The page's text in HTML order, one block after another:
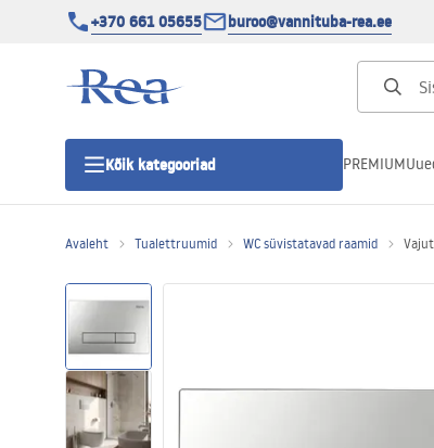
+370 661 05655 buroo@vannituba-rea.ee
Kõik kategooriad
Vannitoa dušialused
PREMIUM
Avaleht Tualettruumid WC süvistatavad raamid